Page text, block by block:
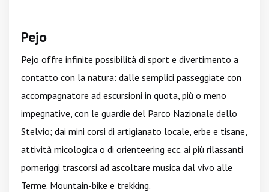
Pejo
Pejo offre infinite possibilità di sport e divertimento a
contatto con la natura: dalle semplici passeggiate con
accompagnatore ad escursioni in quota, più o meno
impegnative, con le guardie del Parco Nazionale dello
Stelvio; dai mini corsi di artigianato locale, erbe e tisane,
attività micologica o di orienteering ecc. ai più rilassanti
pomeriggi trascorsi ad ascoltare musica dal vivo alle
Terme. Mountain-bike e trekking.